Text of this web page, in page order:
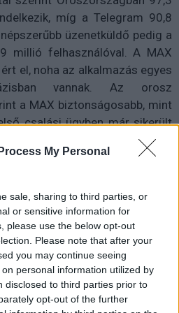
My Personal
sale, sharing to third parties, or
or sensitive information for
please use the below opt-out
Please note that after your
you may continue seeing
personal information utilized by
disclosed to third parties prior to
opt-out of the further
míg a Telegram 90,8
üzenetküldő pedig a
millió felhasználóval. A MAX
el, noha az alkalmazás egyes
vannak. Az orosz
a MAX biztonságosabb, mint
csalási ügyben már sikerült
a rendszer használatával.
arra, hogy Oroszország a
próbálja alakítani az ország
a külföldi platformok
korlátozza.
biztonságos mozgást az új